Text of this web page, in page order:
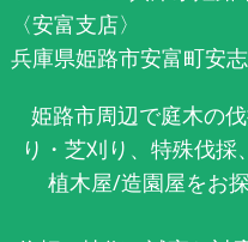
〈安富支店〉
兵庫県姫路市安富町安
姫路市周辺で庭木の
り・芝刈り、特殊伐
植木屋/造園屋をお